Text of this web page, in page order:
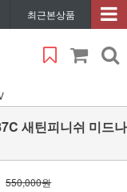
최근본상품
새틴피니쉬 미드나
550,000원